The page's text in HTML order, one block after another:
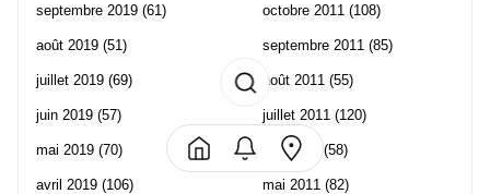
septembre 2019 (61)
août 2019 (51)
juillet 2019 (69)
juin 2019 (57)
mai 2019 (70)
avril 2019 (106)
octobre 2011 (108)
septembre 2011 (85)
août 2011 (55)
juillet 2011 (120)
juin 2011 (58)
mai 2011 (82)